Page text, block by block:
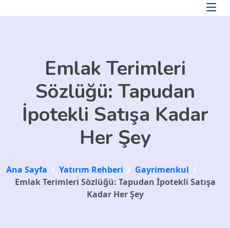
Emlak Terimleri
Sözlüğü: Tapudan
İpotekli Satışa Kadar
Her Şey
Ana Sayfa / Yatırım Rehberi / Gayrimenkul /
Emlak Terimleri Sözlüğü: Tapudan İpotekli Satışa
Kadar Her Şey